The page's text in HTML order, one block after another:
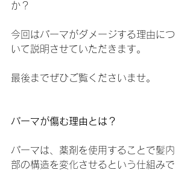
か？
今回はパーマがダメージする理由につ
いて説明させていただきます。
最後までぜひご覧くださいませ。
パーマが傷む理由とは？
パーマは、薬剤を使用することで髪内
部の構造を変化させるという仕組みで